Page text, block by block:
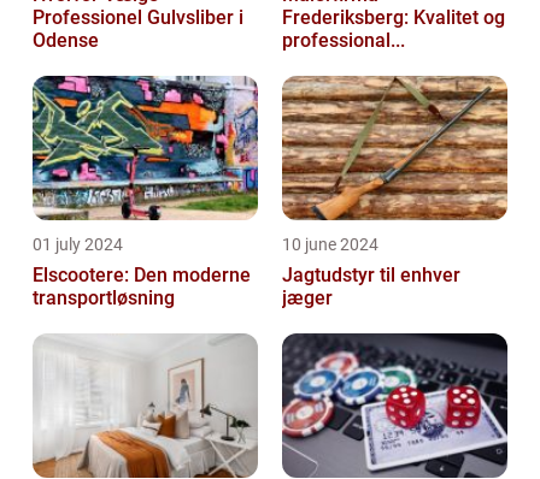
Professionel Gulvsliber i
Odense
Frederiksberg: Kvalitet og
professional...
01 july 2024
Elscootere: Den moderne
transportløsning
10 june 2024
Jagtudstyr til enhver
jæger